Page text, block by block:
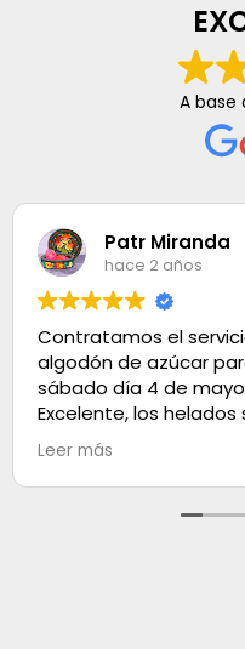
A base
Patr Miranda
hace 2 años
Contratamos el
algodón de azúcar
sábado día 4 de
Excelente, los
100. Muchas gracias
Leer más